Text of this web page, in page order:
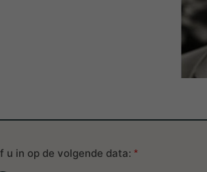
u in op de volgende data: *